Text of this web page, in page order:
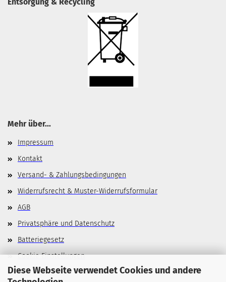
Diese Webseite verwendet Cookies und andere
Mehr über...
Impressum
Kontakt
Versand- & Zahlungsbedingungen
Widerrufsrecht & Muster-Widerrufsformular
AGB
Privatsphäre und Datenschutz
Batteriegesetz
Cookie Einstellungen